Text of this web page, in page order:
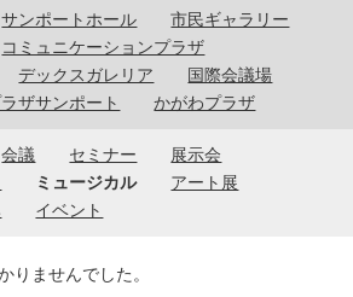
サンポートホール
市民ギャラリー
コミュニケーションプラザ
デックスガレリア
国際会議場
ザサンポート
かがわプラザ
会議 セミナー
展示会
ミュージカル
アート展
イベント
りませんでした。